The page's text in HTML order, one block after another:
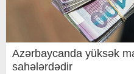
Azərbaycanda yüksək
sahələrdədir